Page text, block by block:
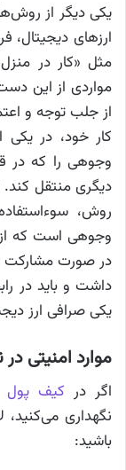
یکی دیگر از
ارزهای دیجیتال،
مثل «کار در
مواردی از این
از جلب توجه و
کار خود، در
وجوهی را که در
دیگری منتقل کند.
روش،
وجوهی است که از
در صورت مشارکت
داشت و باید در
یکی صرافی ارز
موارد امنیتی
اگر در کیف پول
نگهداری
باشید: